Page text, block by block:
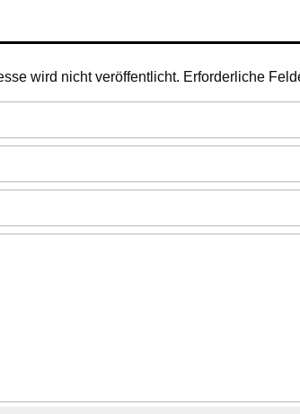
wird nicht veröffentlicht. Erforderliche